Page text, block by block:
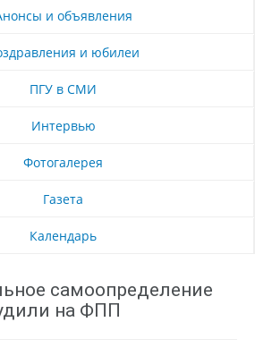
и объявления
и юбилеи
ПГУ в СМИ
Интервью
Фотогалерея
Газета
Календарь
самоопределение
на ФПП